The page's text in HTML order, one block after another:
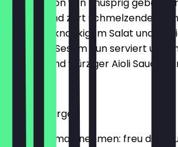
Chicken und zart schmelzendem
Tomaten, knackigem Salat und
typischen Sesam Bun serviert und
Ketchup und würziger Aioli Sauce
takeme Burger
Den muss man nehmen: freu dich